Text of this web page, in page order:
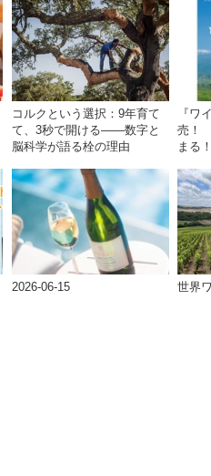
コルクという選択：9年育て
て、3秒で開ける——数字と
脳科学が語る栓の理由
『ワ
売！
まる
2026-06-15 世界